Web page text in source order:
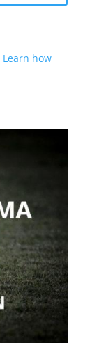
Learn how